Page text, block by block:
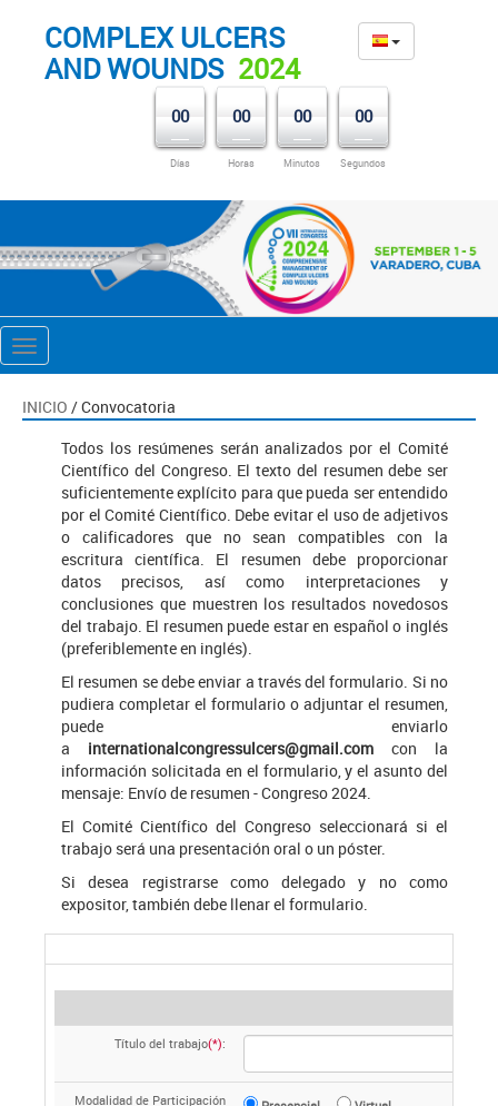
COMPLEX ULCERS
AND WOUNDS 2024
00
Días
00
Horas
00
Minutos
00
Segundos
Toggle
navigation
INICIO / Convocatoria
Todos los resúmenes serán analizados por el Comité
Científico del Congreso. El texto del resumen debe ser
suficientemente explícito para que pueda ser entendido
por el Comité Científico. Debe evitar el uso de adjetivos
o calificadores que no sean compatibles con la
escritura científica. El resumen debe proporcionar
datos precisos, así como interpretaciones y
conclusiones que muestren los resultados novedosos
del trabajo. El resumen puede estar en español o inglés
(preferiblemente en inglés).
El resumen se debe enviar a través del formulario. Si no
pudiera completar el formulario o adjuntar el resumen,
puede enviarlo
a internationalcongressulcers@gmail.com con la
información solicitada en el formulario, y el asunto del
mensaje: Envío de resumen - Congreso 2024.
El Comité Científico del Congreso seleccionará si el
trabajo será una presentación oral o un póster.
Si desea registrarse como delegado y no como
expositor, también debe llenar el formulario.
Título del trabajo(*):
Modalidad de Participación